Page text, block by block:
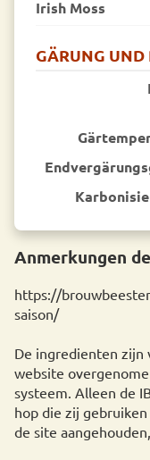
Irish Moss
GÄRUNG UND
Anmerkungen
https://
saison/
De ingredienten zijn
website
systeem. Alleen de
hop die zij
de site